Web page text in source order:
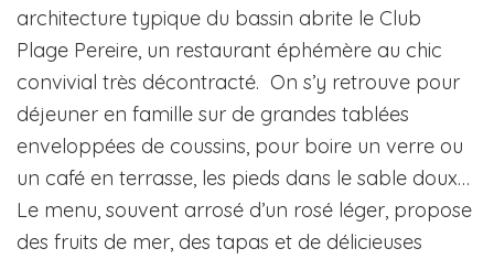
architecture typique du bassin abrite le Club
Plage Pereire, un restaurant éphémère au chic
convivial très décontracté. On s’y retrouve pour
déjeuner en famille sur de grandes tablées
enveloppées de coussins, pour boire un verre ou
un café en terrasse, les pieds dans le sable doux…
Le menu, souvent arrosé d’un rosé léger, propose
des fruits de mer, des tapas et de délicieuses